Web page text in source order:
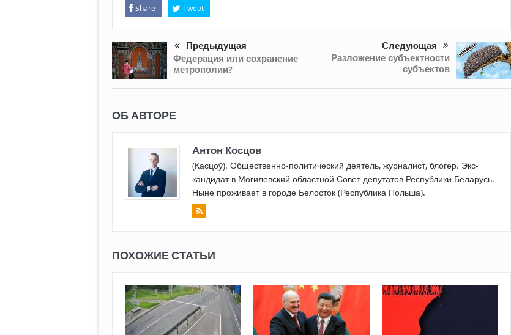
Share Tweet
Предыдущая
Федерация или сохранение
метрополии?
Следующая
Разложение субъектности
субъектов
ОБ АВТОРЕ
Антон Косцов
(Касцоў). Общественно-политический деятель, журналист, блогер. Экс-
кандидат в Могилевский областной Совет депутатов Республики Беларусь.
Ныне проживает в городе Белосток (Республика Польша).
ПОХОЖИЕ СТАТЬИ